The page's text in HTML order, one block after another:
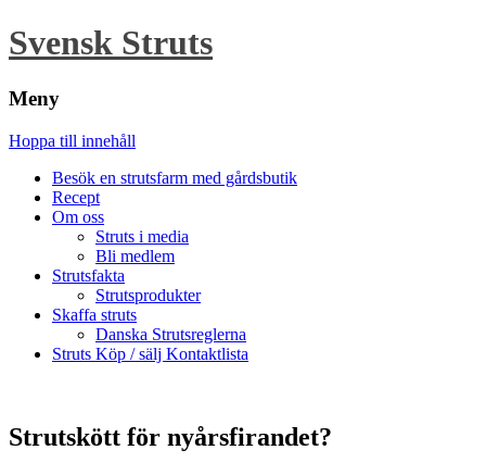
Svensk Struts
Meny
Hoppa till innehåll
Besök en strutsfarm med gårdsbutik
Recept
Om oss
Struts i media
Bli medlem
Strutsfakta
Strutsprodukter
Skaffa struts
Danska Strutsreglerna
Struts Köp / sälj Kontaktlista
Strutskött för nyårsfirandet?